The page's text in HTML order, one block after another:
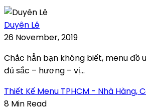
Duyên Lê
26 November, 2019
Chắc hẳn bạn không biết, menu đồ
đủ sắc – hương – vị...
Thiết Kế Menu TPHCM - Nhà Hàng,
8 Min Read